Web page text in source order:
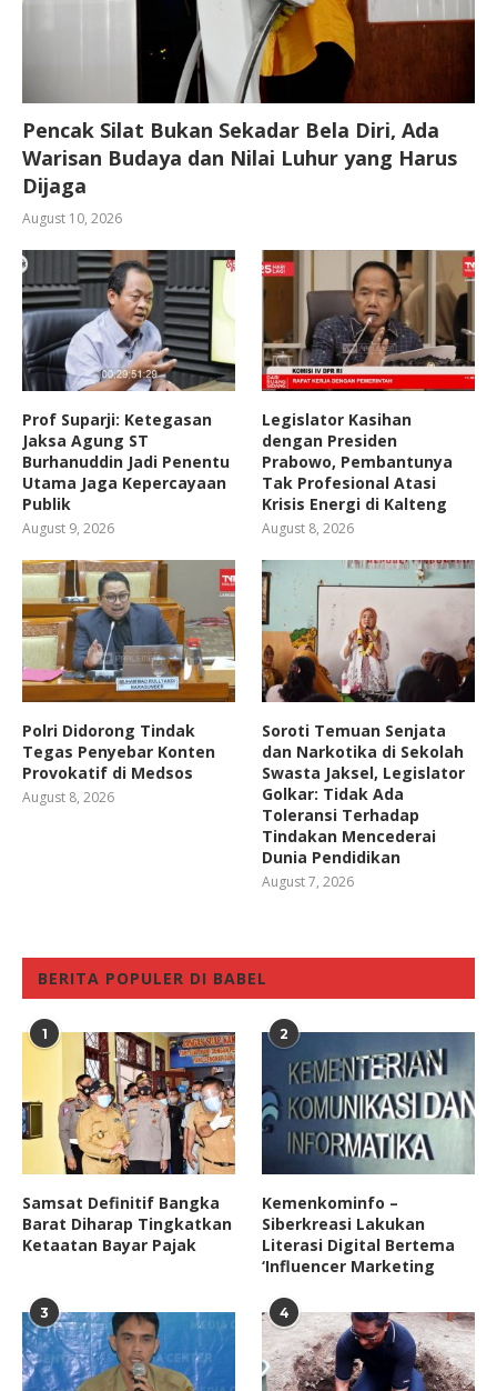
Pencak Silat Bukan Sekadar Bela Diri, Ada
Warisan Budaya dan Nilai Luhur yang Harus
Dijaga
August 10, 2026
Prof Suparji: Ketegasan
Jaksa Agung ST
Burhanuddin Jadi Penentu
Utama Jaga Kepercayaan
Publik
August 9, 2026
Legislator Kasihan
dengan Presiden
Prabowo, Pembantunya
Tak Profesional Atasi
Krisis Energi di Kalteng
August 8, 2026
Polri Didorong Tindak
Tegas Penyebar Konten
Provokatif di Medsos
August 8, 2026
Soroti Temuan Senjata
dan Narkotika di Sekolah
Swasta Jaksel, Legislator
Golkar: Tidak Ada
Toleransi Terhadap
Tindakan Mencederai
Dunia Pendidikan
August 7, 2026
BERITA POPULER DI BABEL
1
Samsat Definitif Bangka
Barat Diharap Tingkatkan
Ketaatan Bayar Pajak
2
Kemenkominfo –
Siberkreasi Lakukan
Literasi Digital Bertema
‘Influencer Marketing
3 4